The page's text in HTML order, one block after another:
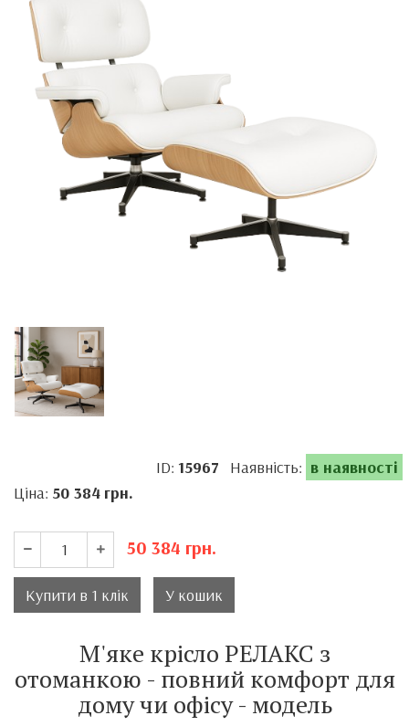
ID: 15967 Наявність: в наявності
Ціна: 50 384 грн.
50 384 грн.
Купити в 1 клік У кошик
М'яке крісло РЕЛАКС з
отоманкою - повний комфорт для
дому чи офісу - модель